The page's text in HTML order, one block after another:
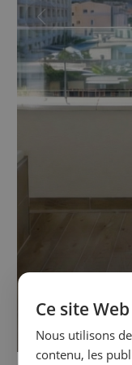
Ce site
Nous utilisons
contenu, les